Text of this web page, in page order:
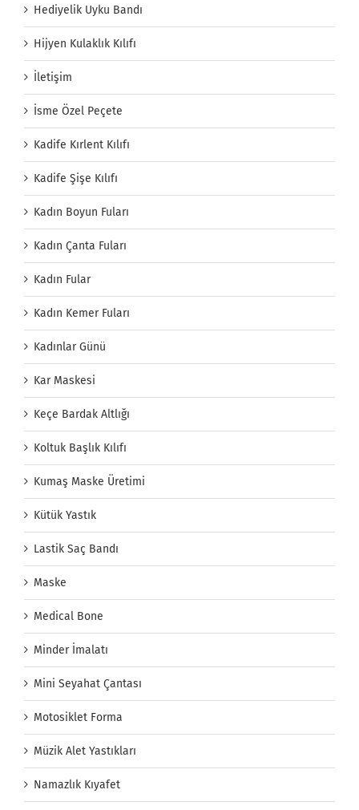
Hediyelik Uyku Bandı
Hijyen Kulaklık Kılıfı
İletişim
İsme Özel Peçete
Kadife Kırlent Kılıfı
Kadife Şişe Kılıfı
Kadın Boyun Fuları
Kadın Çanta Fuları
Kadın Fular
Kadın Kemer Fuları
Kadınlar Günü
Kar Maskesi
Keçe Bardak Altlığı
Koltuk Başlık Kılıfı
Kumaş Maske Üretimi
Kütük Yastık
Lastik Saç Bandı
Maske
Medical Bone
Minder İmalatı
Mini Seyahat Çantası
Motosiklet Forma
Müzik Alet Yastıkları
Namazlık Kıyafet